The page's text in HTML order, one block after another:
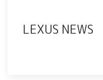
LEXUS NEWS